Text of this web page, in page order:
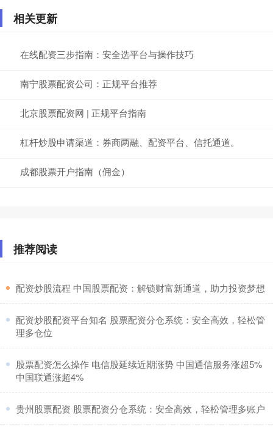
相关更新
在线配资三步指南：安全选平台与操作技巧
南宁股票配资公司：正规平台推荐
北京股票配资网 | 正规平台指南
杠杆炒股申请渠道：券商两融、配资平台、信托通道。
成都股票开户指南（佣金）
推荐阅读
​配资炒股流程 中国股票配资：解锁财富新通道，助力投资梦想
​配资炒股配资平台知名 股票配资分仓系统：安全高效，轻松管
理多仓位
​股票配资怎么操作 电信股延续近期涨势 中国通信服务涨超5%
中国联通涨超4%
​贵州股票配资 股票配资分仓系统：安全高效，轻松管理多账户